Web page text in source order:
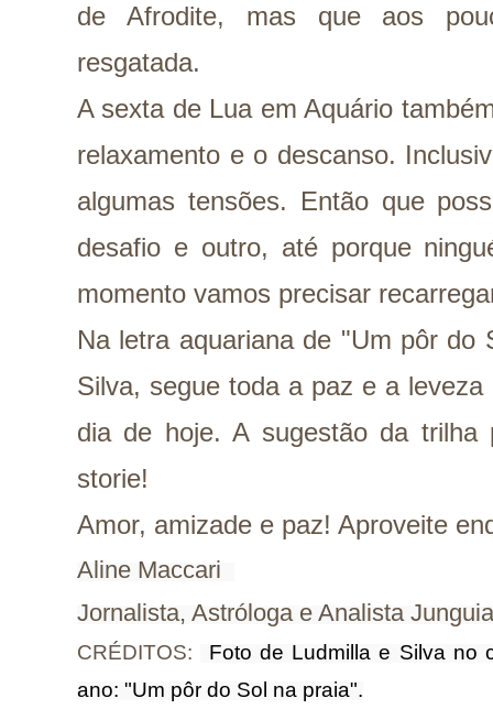
de Afrodite, mas que aos
resgatada.
A sexta de Lua em Aquário
relaxamento e o descanso.
algumas tensões. Então que
desafio e outro, até porque
momento vamos precisar
Na letra aquariana de "Um pôr do
Silva, segue toda a paz e a
dia de hoje. A sugestão da trilha
storie!
Amor, amizade e paz! Aproveite
Aline Maccari
Jornalista, Astróloga e Analista
CRÉDITOS:
Foto de Ludmilla e Silva no
ano: "Um pôr do Sol na praia".